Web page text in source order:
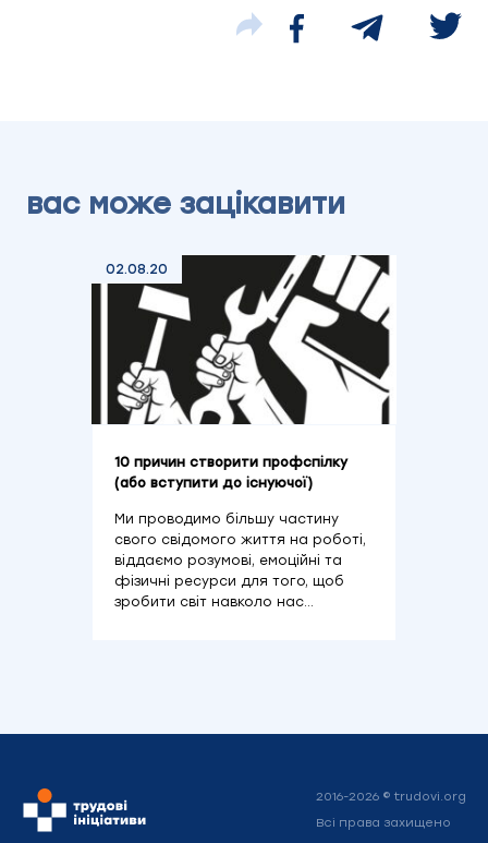
вас може зацікавити
02.08.20
10 причин створити профспілку
(або вступити до існуючої)
Ми проводимо більшу частину
свого свідомого життя на роботі,
віддаємо розумові, емоційні та
фізичні ресурси для того, щоб
зробити світ навколо нас…
2016-2026 © trudovi.org
Всі права захищено